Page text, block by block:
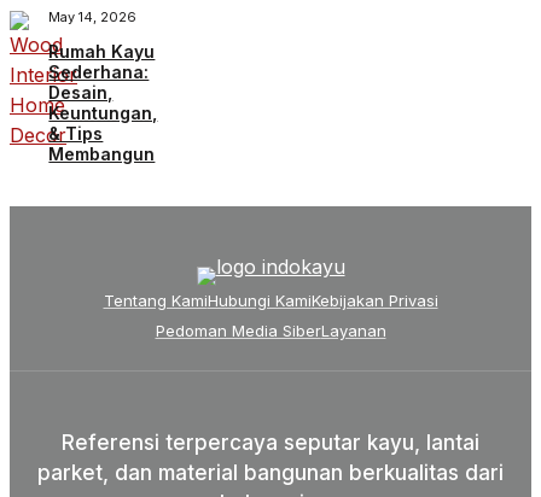
May 14, 2026
Rumah Kayu
Sederhana:
Desain,
Keuntungan,
& Tips
Membangun
Tentang KamiHubungi KamiKebijakan Privasi
Pedoman Media SiberLayanan
Referensi terpercaya seputar kayu, lantai
parket, dan material bangunan berkualitas dari